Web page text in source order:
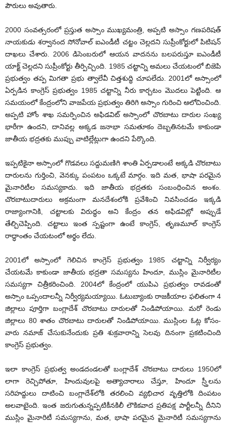
పౌరులు అవుతారు.
2000 సంవత్సరంలో ప్రస్తుత అస్సాం ముఖ్యమంత్రి, అప్పటి అస్సాం గణపరిషత్
నాయకుడు శర్వానంద సోనోవాల్ ఐఎండీటీ చట్టం చెల్లదని సుప్రీంకోర్టులో పిటిషన్
దాఖలు చేశారు. 2006 డిసెంబరులో ఆయన వాదనను బలపరుస్తూ ఐఎండీటీ
యాక్ట్ చెల్లదని సుప్రీంకోర్టు తీర్పిచ్చింది. 1985 చట్టాన్ని అమలు చేయటంలో బిజెపి
ప్రభుత్వం తప్ప మిగతా ప్రభు త్వాలేవీ చిత్తశుద్ధి చూపలేదు. 2001లో అస్సాంలో
ఏర్పడిన కాంగ్రెస్ ప్రభుత్వం 1985 చట్టాన్ని నీరు కార్చటం మొదలు పెట్టింది. ఆ
సమయంలో కేంద్రంలోని వాజపేయ ప్రభుత్వం తిరిగి అస్సాం గురించి ఆలోచించింది.
అప్పటి హోం శాఖ సమర్పించిన అఫిడవిట్ అస్సాంలో చొరబాటు దారుల సంఖ్య
భారీగా ఉందని, దానివల్ల అక్కడ జనాభా సమతూకం దెబ్బతినటమే కాకుండా
జాతీయ భద్రతకు ముప్పు వాటిల్లేట్లుగా ఉందని పేర్కొంది.
ఇప్పటికైనా అస్సాంలో గొడవలు సద్దుమణిగి శాంతి ఏర్పడాలంటే అక్కడి చొరబాటు
దారులను గుర్తించి, వెనక్కు పంపటం ఒక్కటే మార్గం. ఇది మత, భాషా పరమైన
మైనారిటీల సమస్యకాదు. ఇది జాతీయ భద్రతకు సంబంధించిన అంశం.
చొరబాటుదారులు అక్రమంగా మనదేశంలోకి ప్రవేశించి నివసించడం ఇక్కడి
రాజ్యాంగానికి, చట్టాలకు విరుద్ధం అని కేంద్రం తన అఫిడవిట్లో అప్పుడే
తేల్చిచెప్పింది. చట్టాలు ఇంత స్పష్టంగా ఉంటే కాంగ్రెస్, తృణమూల్ కాంగ్రెస్
రాద్ధాంతం చేయటంలో అర్థం లేదు.
2001లో అస్సాంలో గెలిచిన కాంగ్రెస్ ప్రభుత్వం 1985 చట్టాన్ని నిర్వీర్యం
చేయటమే కాకుండా జాతీయ భద్రతా సమస్యను హిందూ, ముస్లిం మైనారిటీల
సమస్యగా చిత్రీకరించింది. 2004లో కేంద్రంలో యుపిఎ ప్రభుత్వం రావడంతో
అస్సాం ఒప్పందాలన్నీ నిర్వీర్యమయ్యాయి. ఓటుబ్యాంకు రాజకీయాల ఫలితంగా 4
జిల్లాలు పూర్తిగా బంగ్లాదేశ్ చొరబాటు దారులతో నిండిపోయాయి. మరో రెండు
జిల్లాలు 80 శాతం చొరబాటు దారులతో నిండిపోయాయి. ముస్లింల ఓట్ల కోసం-
వారు నమాజ్ చేసుకునేందుకు ప్రతి శుక్రవారాన్ని సెలవు దినంగా ప్రకటించింది
కాంగ్రెస్ ప్రభుత్వం.
ఇలా కాంగ్రెస్ ప్రభుత్వ అండదండలతో బంగ్లాదేశ్ చొరబాటు దారులు 1950లో
లాగా రెచ్చిపోతూ, హిందువులపై అత్యాచారాలు చేస్తూ, హిందూ స్ర్తీలను
సరిహద్దులు దాటించి బంగ్లాదేశ్‌లోకి తరలించి వ్యభిచార వృత్తిలోకి దింపటం
అలవాటైంది. ఇంత జరుగుతున్నప్పటికీనకిలీ లౌకికవాద ప్రతిపక్ష పార్టీలన్నీ దీనిని
ముస్లిం మైనారిటీ సమస్యగాను, మత, భాషా పరమైన మైనారిటీ సమస్యగాను